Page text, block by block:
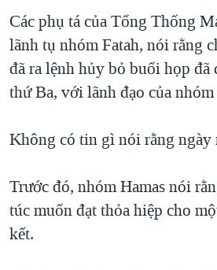
tới
"Tìm"
VẠCH TRẦN TIN GIẢ
NGƯỜI VIỆT HẢI NGOẠI
ĐỜI SỐNG
KINH TẾ
KHOA HỌC
VĂN HOÁ
THỂ THAO
CHIẾN TRANH THƯƠNG MẠI CỦA
TẠI
HÀNH TRÌNH BẦU CỬ 2024
MỘT NĂM CHIẾN TRANH TẠI DẢI
NGÀY TỊ NẠN THẾ GIỚI
GROUND ZERO – XƯA VÀ NAY
HỌC TIẾNG ANH
VIDEO
NGHE
Ngôn ngữ khác
Các phụ tá của Tổng Thống
lãnh tụ nhóm Fatah, nói rằng
đã ra lệnh hủy bỏ buổi họp
thứ Ba, với lãnh đạo của nhóm
Không có tin gì nói rằng ngày
Trước đó, nhóm Hamas nói
túc muốn đạt thỏa hiệp cho
kết.